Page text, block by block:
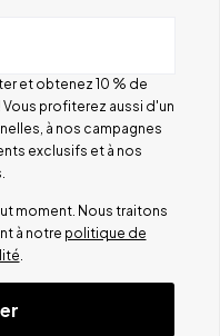
et obtenez 10 % de
profiterez aussi d'un
à nos campagnes
exclusifs et à nos
moment. Nous traitons
à notre politique de